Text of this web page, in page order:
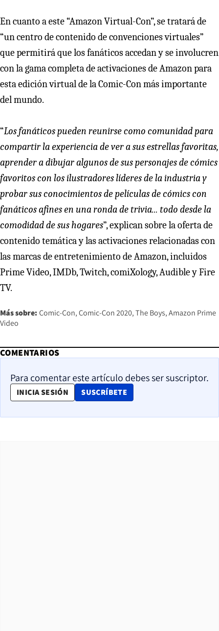
En cuanto a este “Amazon Virtual-Con”, se tratará de
“un centro de contenido de convenciones virtuales”
que permitirá que los fanáticos accedan y se involucren
con la gama completa de activaciones de Amazon para
esta edición virtual de la Comic-Con más importante
del mundo.
“Los fanáticos pueden reunirse como comunidad para
compartir la experiencia de ver a sus estrellas favoritas,
aprender a dibujar algunos de sus personajes de cómics
favoritos con los ilustradores líderes de la industria y
probar sus conocimientos de películas de cómics con
fanáticos afines en una ronda de trivia... todo desde la
comodidad de sus hogares”, explican sobre la oferta de
contenido temática y las activaciones relacionadas con
las marcas de entretenimiento de Amazon, incluidos
Prime Video, IMDb, Twitch, comiXology, Audible y Fire
TV.
Más sobre: Comic-Con Comic-Con 2020 The Boys Amazon Prime
Video
COMENTARIOS
Para comentar este artículo debes ser suscriptor.
INICIA SESIÓN SUSCRÍBETE
OPENS IN NEW WINDOW